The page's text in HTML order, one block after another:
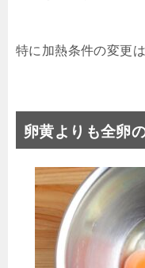
特に加熱条件の変更
卵黄よりも全卵